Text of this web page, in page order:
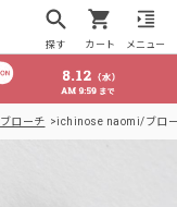
探す カート メニュー
ブローチ ichinose naomi/ブロ